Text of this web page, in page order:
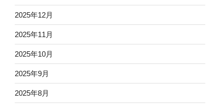
2025年12月
2025年11月
2025年10月
2025年9月
2025年8月